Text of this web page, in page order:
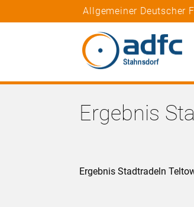
Allgemeiner Deutscher
Ergebnis
Ergebnis Stadtradeln